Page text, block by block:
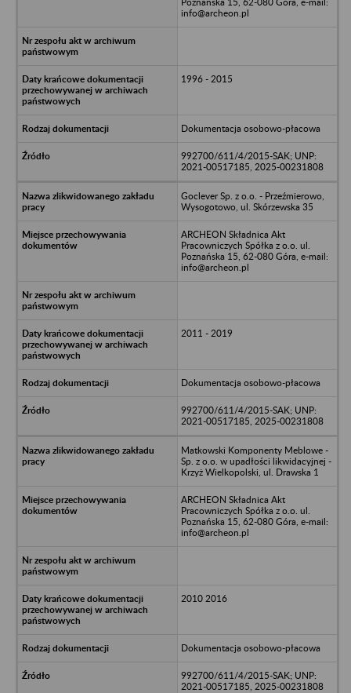
info@archeon.pl
1996 - 2015
Dokumentacja osobowo-płacowa
992700/611/4/2015-SAK; UNP:
2021-00517185, 2025-00231808
Goclever Sp. z o.o. - Przeźmierowo,
Wysogotowo, ul. Skórzewska 35
ARCHEON Składnica Akt
Pracowniczych Spółka z o.o. ul.
Poznańska 15, 62-080 Góra, e-mail:
info@archeon.pl
2011 - 2019
Dokumentacja osobowo-płacowa
992700/611/4/2015-SAK; UNP:
2021-00517185, 2025-00231808
Matkowski Komponenty Meblowe -
Sp. z o.o. w upadłości likwidacyjnej -
Krzyż Wielkopolski, ul. Drawska 1
ARCHEON Składnica Akt
Pracowniczych Spółka z o.o. ul.
Poznańska 15, 62-080 Góra, e-mail:
info@archeon.pl
2010 2016
Dokumentacja osobowo-płacowa
992700/611/4/2015-SAK; UNP:
2021-00517185, 2025-00231808